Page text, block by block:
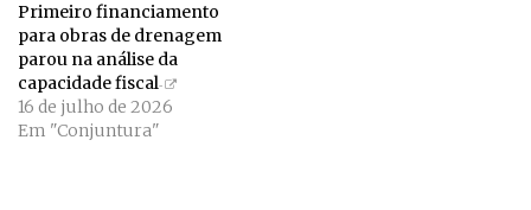
Primeiro financiamento
para obras de drenagem
parou na análise da
capacidade fiscal
16 de julho de 2026
Em "Conjuntura"